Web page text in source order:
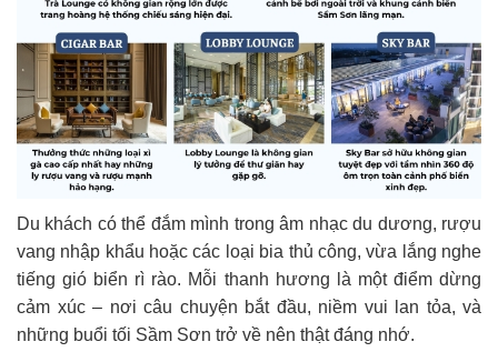
Du khách có thể đắm mình trong âm nhạc du dương, rượu
vang nhập khẩu hoặc các loại bia thủ công, vừa lắng nghe
tiếng gió biển rì rào. Mỗi thanh hương là một điểm dừng
cảm xúc – nơi câu chuyện bắt đầu, niềm vui lan tỏa, và
những buổi tối Sầm Sơn trở về nên thật đáng nhớ.